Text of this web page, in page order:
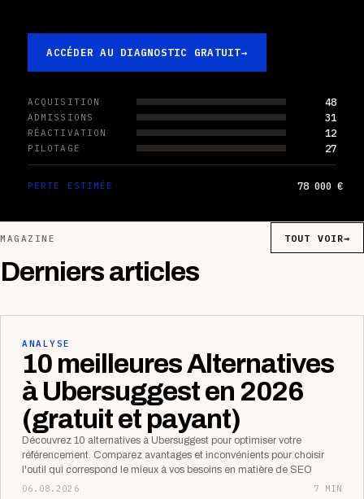
ACCÉDER AU DIAGNOSTIC GRATUIT→
ACQUISITION 48
ADMISSIONS 31
RÉACTIVATION 12
PILOTAGE 27
PERTE ESTIMÉE 78 000 €
MAGAZINE
Derniers articles
TOUT VOIR→
ANALYSE
10 meilleures Alternatives
à Ubersuggest en 2026
(gratuit et payant)
Découvrez 10 alternatives à Ubersuggest pour optimiser votre
référencement. Comparez avantages et inconvénients pour choisir
l'outil qui correspond le mieux à vos besoins en matière de SEO
06.08.2026
7 MIN